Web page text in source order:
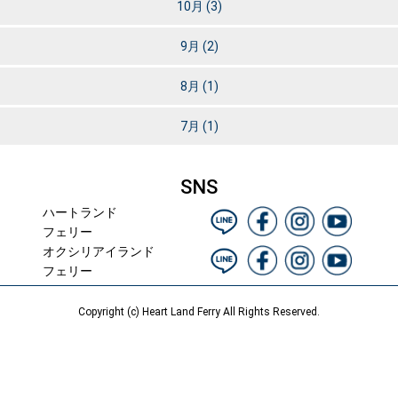
10月 (3)
9月 (2)
8月 (1)
7月 (1)
SNS
ハートランド
フェリー
オクシリアイランド
フェリー
Copyright (c) Heart Land Ferry All Rights Reserved.